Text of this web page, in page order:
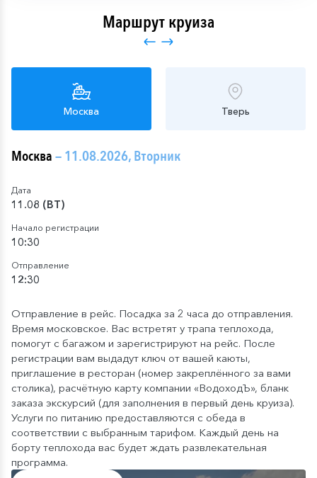
Маршрут круиза
Москва Тверь
Москва— 11.08.2026, Вторник
Дата
11.08 (ВТ)
Начало регистрации
10:30
Отправление
12:30
Отправление в рейс. Посадка за 2 часа до отправления.
Время московское. Вас встретят у трапа теплохода,
помогут с багажом и зарегистрируют на рейс. После
регистрации вам выдадут ключ от вашей каюты,
приглашение в ресторан (номер закреплённого за вами
столика), расчётную карту компании «ВодоходЪ», бланк
заказа экскурсий (для заполнения в первый день круиза).
Услуги по питанию предоставляются с обеда в
соответствии с выбранным тарифом. Каждый день на
борту теплохода вас будет ждать развлекательная
программа.